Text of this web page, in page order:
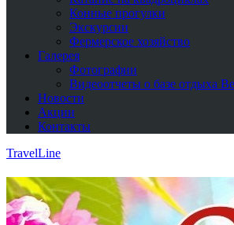
Конные прогулки
Экскурсии
Фермерское хозяйство
Галерея
Фотографии
Видеоотчеты о базе отдыха
Новости
Акции
Контакты
TravelLine